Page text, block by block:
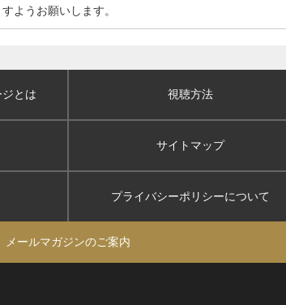
ようお願いします。
ジとは 視聴方法
サイトマップ
プライバシーポリシーについて
メールマガジンのご案内